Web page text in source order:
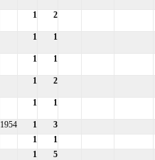
1 2
1 1
1 1
1 2
1 1
1954 1 3
1 1
1 5